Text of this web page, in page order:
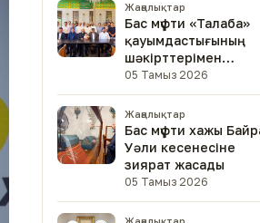
Жаңалықтар
Бас мүфти «Талаба»
қауымдастығының
шәкірттерімен
кездесті
05 Тамыз 2026
Жаңалықтар
Бас мүфти хажы
Уәли кесенесіне
зиярат жасады
05 Тамыз 2026